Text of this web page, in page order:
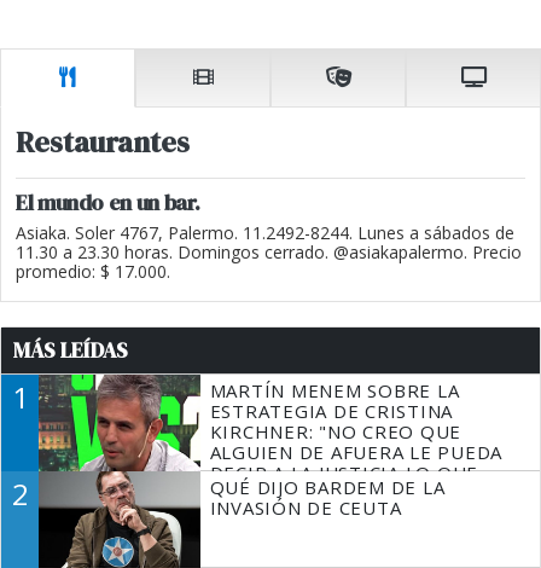
Restaurantes
El mundo en un bar.
Asiaka. Soler 4767, Palermo. 11.2492-8244. Lunes a sábados de
11.30 a 23.30 horas. Domingos cerrado. @asiakapalermo. Precio
promedio: $ 17.000.
MÁS LEÍDAS
1
MARTÍN MENEM SOBRE LA
ESTRATEGIA DE CRISTINA
KIRCHNER: "NO CREO QUE
ALGUIEN DE AFUERA LE PUEDA
DECIR A LA JUSTICIA LO QUE
TIENE QUE HACER"
2
QUÉ DIJO BARDEM DE LA
INVASIÓN DE CEUTA